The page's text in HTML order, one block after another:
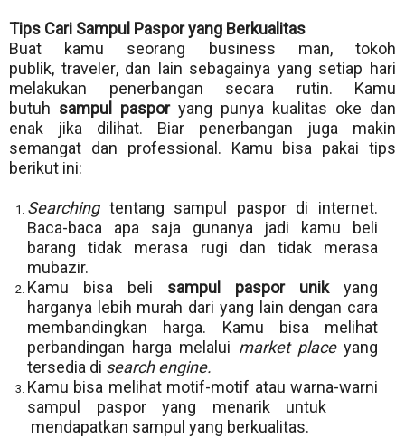
Tips Cari Sampul Paspor yang Berkualitas
Buat kamu seorang business man, tokoh
publik, traveler, dan lain sebagainya yang setiap hari
melakukan penerbangan secara rutin. Kamu
butuh sampul paspor yang punya kualitas oke dan
enak jika dilihat. Biar penerbangan juga makin
semangat dan professional. Kamu bisa pakai tips
berikut ini:
Searching tentang sampul paspor di internet.
Baca-baca apa saja gunanya jadi kamu beli
barang tidak merasa rugi dan tidak merasa
mubazir.
Kamu bisa beli sampul paspor unik yang
harganya lebih murah dari yang lain dengan cara
membandingkan harga. Kamu bisa melihat
perbandingan harga melalui market placeyang
tersedia di search engine.
Kamu bisa melihat motif-motif atau warna-warni
sampul paspor yang menarik untuk
mendapatkan sampul yang berkualitas.